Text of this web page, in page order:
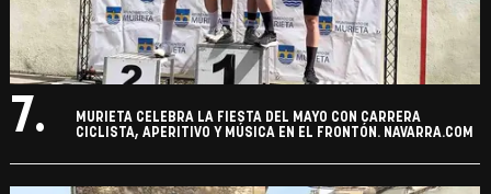
7.
MURIETA CELEBRA LA FIESTA DEL MAYO CON CARRERA
CICLISTA, APERITIVO Y MÚSICA EN EL FRONTÓN. NAVARRA.COM